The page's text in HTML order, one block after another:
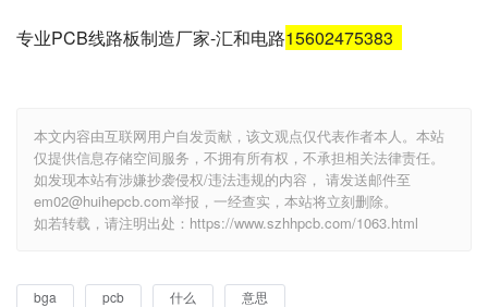
专业PCB线路板制造厂家-汇和电路15602475383
本文内容由互联网用户自发贡献，该文观点仅代表作者本人。本站
仅提供信息存储空间服务，不拥有所有权，不承担相关法律责任。
如发现本站有涉嫌抄袭侵权/违法违规的内容， 请发送邮件至
em02@huihepcb.com举报，一经查实，本站将立刻删除。
如若转载，请注明出处：https://www.szhhpcb.com/1063.html
bga pcb 什么 意思